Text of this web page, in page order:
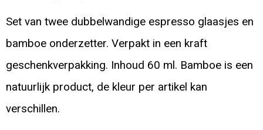
Set van twee dubbelwandige espresso glaasjes en
bamboe onderzetter. Verpakt in een kraft
geschenkverpakking. Inhoud 60 ml. Bamboe is een
natuurlijk product, de kleur per artikel kan
verschillen.